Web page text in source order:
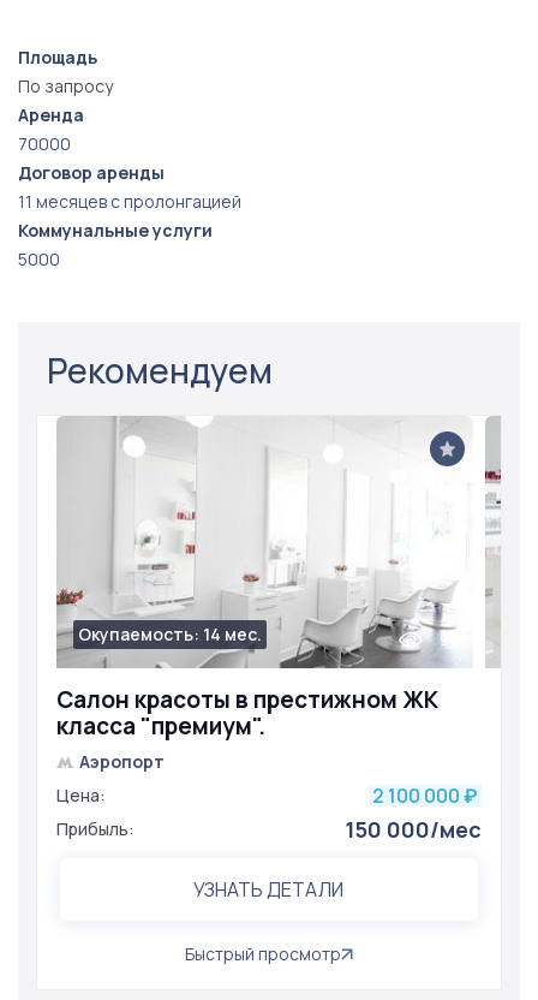
Площадь
По запросу
Аренда
70000
Договор аренды
11 месяцев с пролонгацией
Коммунальные услуги
5000
Рекомендуем
Салон красоты в престижном ЖК
класса "премиум".
Окупаемость: 14 мес. 941
Аэропорт
Цена:
2 100 000 ₽
Прибыль: 150 000/мес
УЗНАТЬ ДЕТАЛИ
Быстрый просмотр